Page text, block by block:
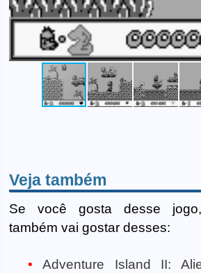
Veja também
Se você gosta desse jogo,
também vai gostar desses:
Adventure Island II: